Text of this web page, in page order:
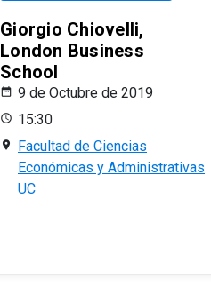
Giorgio Chiovelli,
London Business
School
9 de Octubre de 2019
15:30
Facultad de Ciencias
Económicas y Administrativas
UC